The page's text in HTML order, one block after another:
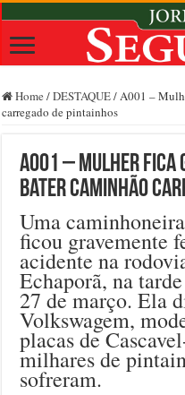
Home /DESTAQUE/A001 –
carregado de pintainhos
A001 – Mulher fica
bater caminhão
Uma
ficou gravemente
acidente na
Echaporã, na
27 de março. Ela
Volkswagem,
placas de
milhares de
sofreram.